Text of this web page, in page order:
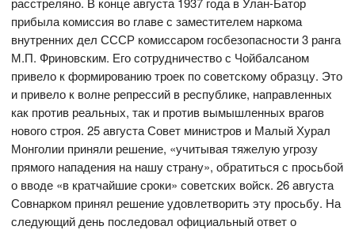
прибыла комиссия во главе с заместителем наркома
внутренних дел СССР комиссаром госбезопасности 3 ранга
М.П. Фриновским. Его сотрудничество с Чойбалсаном
привело к формированию троек по советскому образцу. Это
и привело к волне репрессий в республике, направленных
как против реальных, так и против вымышленных врагов
нового строя. 25 августа Совет министров и Малый Хурал
Монголии приняли решение, «учитывая тяжелую угрозу
прямого нападения на нашу страну», обратиться с просьбой
о вводе «в кратчайшие сроки» советских войск. 26 августа
Совнарком принял решение удовлетворить эту просьбу. На
следующий день последовал официальный ответ о